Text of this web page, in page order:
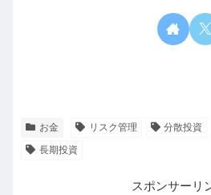
お金 リスク管理 分散投資
長期投資
スポンサーリ